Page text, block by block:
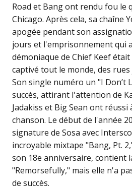
Road et Bang ont rendu fou le
Chicago. Après cela, sa chaîne
apogée pendant son
jours et l'emprisonnement qui
démoniaque de Chief Keef
captivé tout le monde, des
Son single numéro un "I Don’t
succès, attirant l'attention de
Jadakiss et Big Sean ont
chanson. Le début de l'année
signature de Sosa avec
incroyable mixtape "Bang, Pt.
son 18e anniversaire, contient
"Remorsefully," mais elle n'a
de succès.